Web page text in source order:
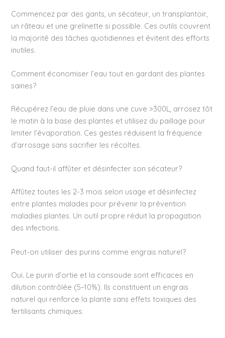
Commencez par des gants, un sécateur, un transplantoir,
un râteau et une grelinette si possible. Ces outils couvrent
la majorité des tâches quotidiennes et évitent des efforts
inutiles.
Comment économiser l’eau tout en gardant des plantes
saines?
Récupérez l’eau de pluie dans une cuve >300L, arrosez tôt
le matin à la base des plantes et utilisez du paillage pour
limiter l’évaporation. Ces gestes réduisent la fréquence
d’arrosage sans sacrifier les récoltes.
Quand faut-il affûter et désinfecter son sécateur?
Affûtez toutes les 2-3 mois selon usage et désinfectez
entre plantes malades pour prévenir la prévention
maladies plantes. Un outil propre réduit la propagation
des infections.
Peut-on utiliser des purins comme engrais naturel?
Oui. Le purin d’ortie et la consoude sont efficaces en
dilution contrôlée (5–10%). Ils constituent un engrais
naturel qui renforce la plante sans effets toxiques des
fertilisants chimiques.